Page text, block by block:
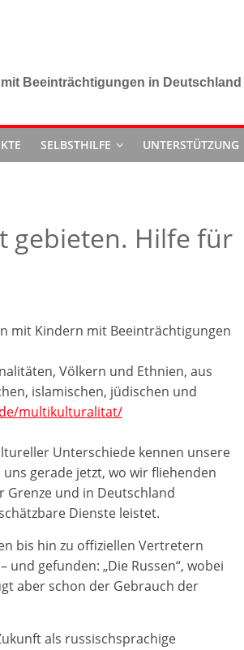
Beeinträchtigungen in Deutschland
SELBSTHILFE UNTERSTÜTZUNG
gebieten. Hilfe für
mit Kindern mit Beeinträchtigungen
Völkern und Ethnien, aus
islamischen, jüdischen und
multikulturalitat/
Unterschiede kennen unsere
gerade jetzt, wo wir fliehenden
und in Deutschland
Dienste leistet.
bis hin zu offiziellen Vertretern
gefunden: „Die Russen“, wobei
aber schon der Gebrauch der
als russischsprachige